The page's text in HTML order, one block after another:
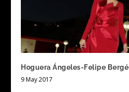
Hoguera Ángeles-Felipe Bergé
9 May 2017